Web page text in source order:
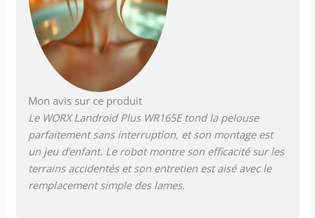
l'application
"Landroid" avant
même de passer à
l'achat. [ROBOT
TONDEUSE
Landroid est
contrôlable à distance
via l'APP "Landroid"
sur mobile ou
tablette, et
Mon avis sur ce produit
Le WORX Landroid Plus WR165E tond la pelouse
parfaitement sans interruption, et son montage est
un jeu d’enfant. Le robot montre son efficacité sur les
terrains accidentés et son entretien est aisé avec le
remplacement simple des lames.